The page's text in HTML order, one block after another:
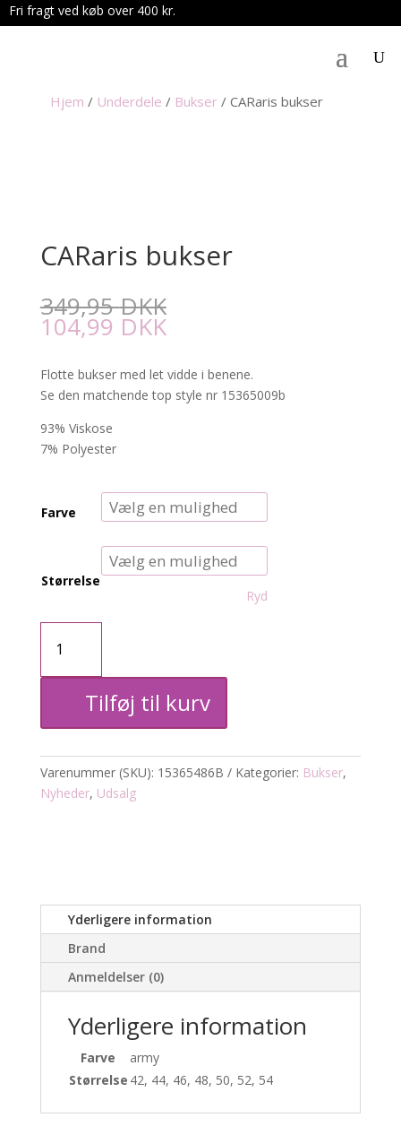
Fri fragt ved køb over 400 kr.
Hjem / Underdele / Bukser / CARaris bukser
CARaris bukser
349,95DKK
104,99 DKK
Flotte bukser med let vidde i benene.
Se den matchende top style nr 15365009b
93% Viskose
7% Polyester
Farve
Størrelse
Ryd
CARaris
bukser
Tilføj til kurv
Varenummer (SKU): 15365486B Kategorier: Bukser,
Nyheder, Udsalg
Yderligere information
Brand
Anmeldelser (0)
Yderligere information
Farve
army
Størrelse 42, 44, 46, 48, 50, 52, 54